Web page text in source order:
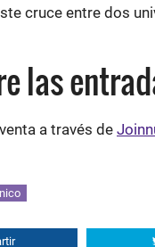
cruce entre dos
las
a través de